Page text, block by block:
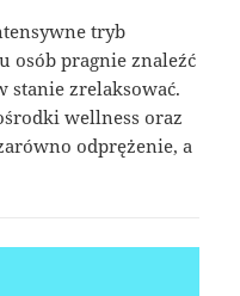
tryb
osób pragnie znaleźć
stanie zrelaksować.
wellness oraz
odprężenie, a